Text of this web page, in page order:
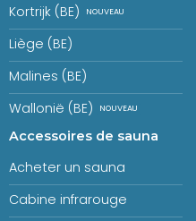
Kortrijk (BE)
Liège (BE)
Malines (BE)
Wallonië (BE)
Accessoires de sauna
Acheter un sauna
Cabine infrarouge